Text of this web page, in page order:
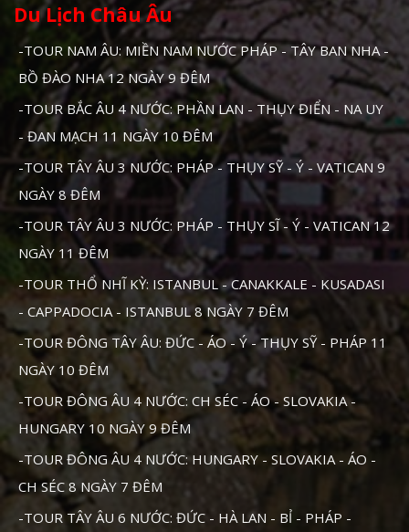
Du Lịch Châu Âu
-TOUR NAM ÂU: MIỀN NAM NƯỚC PHÁP - TÂY BAN NHA -
BỒ ĐÀO NHA 12 NGÀY 9 ĐÊM
-TOUR BẮC ÂU 4 NƯỚC: PHẦN LAN - THỤY ĐIỂN - NA UY
- ĐAN MẠCH 11 NGÀY 10 ĐÊM
-TOUR TÂY ÂU 3 NƯỚC: PHÁP - THỤY SỸ - Ý - VATICAN 9
NGÀY 8 ĐÊM
-TOUR TÂY ÂU 3 NƯỚC: PHÁP - THỤY SĨ - Ý - VATICAN 12
NGÀY 11 ĐÊM
-TOUR THỔ NHĨ KỲ: ISTANBUL - CANAKKALE - KUSADASI
- CAPPADOCIA - ISTANBUL 8 NGÀY 7 ĐÊM
-TOUR ĐÔNG TÂY ÂU: ĐỨC - ÁO - Ý - THỤY SỸ - PHÁP 11
NGÀY 10 ĐÊM
-TOUR ĐÔNG ÂU 4 NƯỚC: CH SÉC - ÁO - SLOVAKIA -
HUNGARY 10 NGÀY 9 ĐÊM
-TOUR ĐÔNG ÂU 4 NƯỚC: HUNGARY - SLOVAKIA - ÁO -
CH SÉC 8 NGÀY 7 ĐÊM
-TOUR TÂY ÂU 6 NƯỚC: ĐỨC - HÀ LAN - BỈ - PHÁP -